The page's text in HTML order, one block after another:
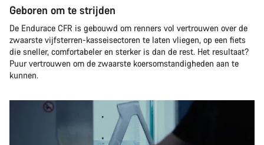
Geboren om te strijden
De Endurace CFR is gebouwd om renners vol vertrouwen over de
zwaarste vijfsterren-kasseisectoren te laten vliegen, op een fiets
die sneller, comfortabeler en sterker is dan de rest. Het resultaat?
Puur vertrouwen om de zwaarste koersomstandigheden aan te
kunnen.